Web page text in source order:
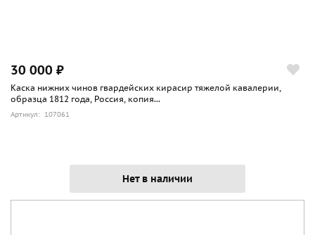
30 000 ₽
Каска нижних чинов гвардейских кирасир тяжелой кавалерии,
образца 1812 года, Россия, копия...
Артикул: 107061
Нет в наличии